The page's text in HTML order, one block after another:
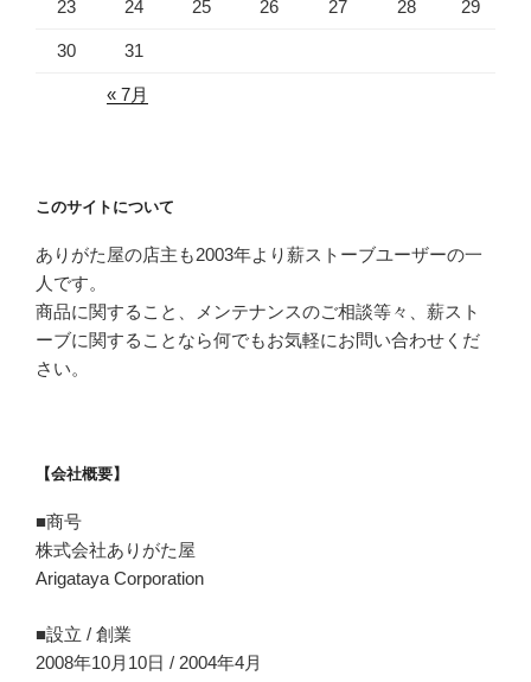
23 24 25 26 27 28 29
30 31
« 7月
このサイトについて
ありがた屋の店主も2003年より薪ストーブユーザーの一
人です。
商品に関すること、メンテナンスのご相談等々、薪スト
ーブに関することなら何でもお気軽にお問い合わせくだ
さい。
【会社概要】
■商号
株式会社ありがた屋
Arigataya Corporation
■設立 / 創業
2008年10月10日 / 2004年4月